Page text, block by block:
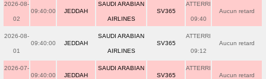
2026-08-
02
09:40:00 JEDDAH
SAUDI ARABIAN
AIRLINES
SV365
ATTERRI
09:40
Aucun retard
2026-08-
01
09:40:00 JEDDAH
SAUDI ARABIAN
AIRLINES
SV365
ATTERRI
09:12
Aucun retard
2026-07-
09:40:00 JEDDAH
SAUDI ARABIAN
SV365
ATTERRI
Aucun retard